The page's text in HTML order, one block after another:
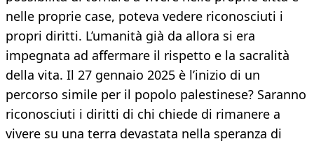
nelle proprie case, poteva vedere riconosciuti i
propri diritti. L’umanità già da allora si era
impegnata ad affermare il rispetto e la sacralità
della vita. Il 27 gennaio 2025 è l’inizio di un
percorso simile per il popolo palestinese? Saranno
riconosciuti i diritti di chi chiede di rimanere a
vivere su una terra devastata nella speranza di